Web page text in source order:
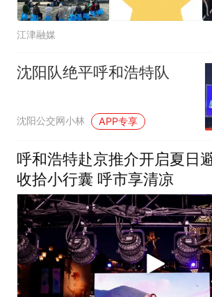
江津融媒
沈阳队绝平呼和浩特队
沈阳公交网小林 APP专享
呼和浩特赴京推介开启夏日
收拾小行囊 呼市享清凉